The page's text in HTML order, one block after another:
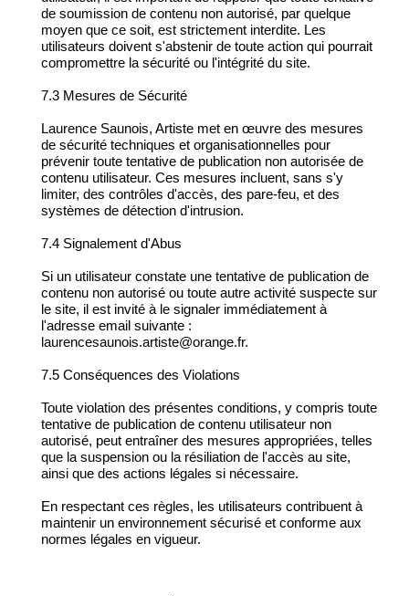
de soumission de contenu non autorisé, par quelque
moyen que ce soit, est strictement interdite. Les
utilisateurs doivent s'abstenir de toute action qui pourrait
compromettre la sécurité ou l'intégrité du site.
7.3 Mesures de Sécurité
Laurence Saunois, Artiste met en œuvre des mesures
de sécurité techniques et organisationnelles pour
prévenir toute tentative de publication non autorisée de
contenu utilisateur. Ces mesures incluent, sans s'y
limiter, des contrôles d'accès, des pare-feu, et des
systèmes de détection d'intrusion.
7.4 Signalement d'Abus
Si un utilisateur constate une tentative de publication de
contenu non autorisé ou toute autre activité suspecte sur
le site, il est invité à le signaler immédiatement à
l'adresse email suivante :
laurencesaunois.artiste@orange.fr.
7.5 Conséquences des Violations
Toute violation des présentes conditions, y compris toute
tentative de publication de contenu utilisateur non
autorisé, peut entraîner des mesures appropriées, telles
que la suspension ou la résiliation de l'accès au site,
ainsi que des actions légales si nécessaire.
En respectant ces règles, les utilisateurs contribuent à
maintenir un environnement sécurisé et conforme aux
normes légales en vigueur.